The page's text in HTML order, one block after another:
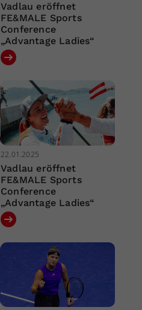
Vadlau eröffnet
FE&MALE Sports
Conference
„Advantage Ladies“
22.01.2025
Vadlau eröffnet
FE&MALE Sports
Conference
„Advantage Ladies“